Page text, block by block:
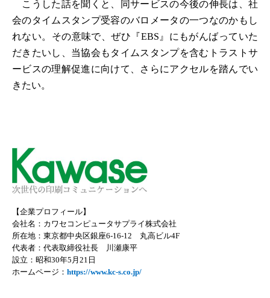
こうした話を聞くと、同サービスの今後の伸長は、社
会のタイムスタンプ受容のバロメータの一つなのかもし
れない。その意味で、ぜひ『EBS』にもがんばっていた
だきたいし、当協会もタイムスタンプを含むトラストサ
ービスの理解促進に向けて、さらにアクセルを踏んでい
きたい。
【企業プロフィール】
会社名：カワセコンピュータサプライ株式会社
所在地：東京都中央区銀座6-16-12 丸高ビル4F
代表者：代表取締役社長 川瀬康平
設立：昭和30年5月21日
ホームページ： https://www.kc-s.co.jp/